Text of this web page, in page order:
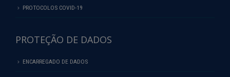
PROTOCOLOS COVID-19
PROTEÇÃO DE DADOS
ENCARREGADO DE DADOS